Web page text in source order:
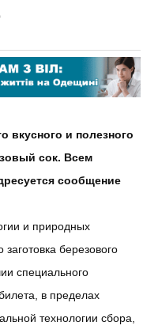
вкусного и полезного
сок. Всем
сообщение
и природных
березового
специального
в пределах
технологии сбора,